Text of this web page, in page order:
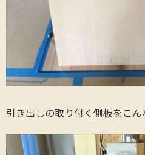
引き出しの取り付く側板をこん